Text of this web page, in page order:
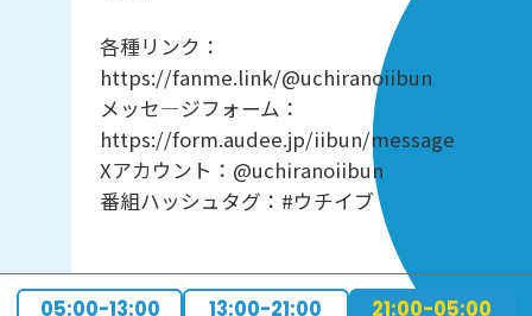
各種リンク：
https://fanme.link/@uchiranoiibun
メッセ―ジフォーム：
https://form.audee.jp/iibun/message
Xアカウント：@uchiranoiibun
番組ハッシュタグ：#ウチイブ
05:00-13:00 13:00-21:00 21:00-05:00